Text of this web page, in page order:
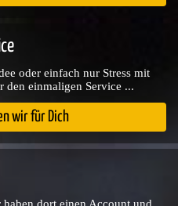
oder einfach nur Stress mit
den einmaligen Service ...
wir für Dich